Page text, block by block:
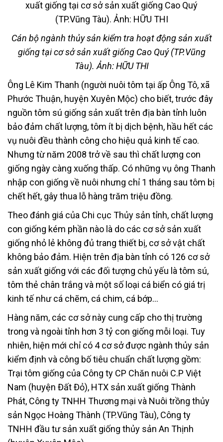
Cán bộ ngành thủy sản kiểm tra hoạt động sản xuất
giống tại cơ sở sản xuất giống Cao Quý (TP.Vũng
Tàu). Ảnh: HỮU THI
Ông Lê Kim Thanh (người nuôi tôm tại ấp Ông Tô, xã
Phước Thuận, huyện Xuyên Mộc) cho biết, trước đây
nguồn tôm sú giống sản xuất trên địa bàn tỉnh luôn
bảo đảm chất lượng, tôm ít bị dịch bệnh, hầu hết các
vụ nuôi đều thành công cho hiệu quả kinh tế cao.
Nhưng từ năm 2008 trở về sau thì chất lượng con
giống ngày càng xuống thấp. Có những vụ ông Thanh
nhập con giống về nuôi nhưng chỉ 1 tháng sau tôm bị
chết hết, gây thua lỗ hàng trăm triệu đồng.
Theo đánh giá của Chi cục Thủy sản tỉnh, chất lượng
con giống kém phần nào là do các cơ sở sản xuất
giống nhỏ lẻ không đủ trang thiết bị, cơ sở vật chất
không bảo đảm. Hiện trên địa bàn tỉnh có 126 cơ sở
sản xuất giống với các đối tượng chủ yếu là tôm sú,
tôm thẻ chân trắng và một số loại cá biển có giá trị
kinh tế như cá chẽm, cá chim, cá bớp…
Hàng năm, các cơ sở này cung cấp cho thị trường
trong và ngoài tỉnh hơn 3 tỷ con giống mỗi loại. Tuy
nhiên, hiện mới chỉ có 4 cơ sở được ngành thủy sản
kiểm định và công bố tiêu chuẩn chất lượng gồm:
Trại tôm giống của Công ty CP Chăn nuôi C.P Việt
Nam (huyện Đất Đỏ), HTX sản xuất giống Thành
Phát, Công ty TNHH Thương mại và Nuôi trồng thủy
sản Ngọc Hoàng Thành (TP.Vũng Tàu), Công ty
TNHH đầu tư sản xuất giống thủy sản An Thịnh